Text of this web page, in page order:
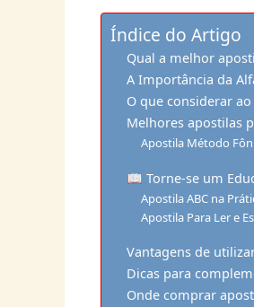
Índice do Artigo
Qual a melhor
A Importância da
O que considerar
Melhores apostilas
Apostila Método
📖 Torne-se um
Apostila ABC na
Apostila Para Ler e
Vantagens de
Dicas para
Onde comprar